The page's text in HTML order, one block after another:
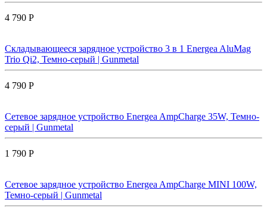
4 790 Р
Складывающееся зарядное устройство 3 в 1 Energea AluMag
Trio Qi2, Темно-серый | Gunmetal
4 790 Р
Сетевое зарядное устройство Energea AmpCharge 35W, Темно-
серый | Gunmetal
1 790 Р
Сетевое зарядное устройство Energea AmpCharge MINI 100W,
Темно-серый | Gunmetal